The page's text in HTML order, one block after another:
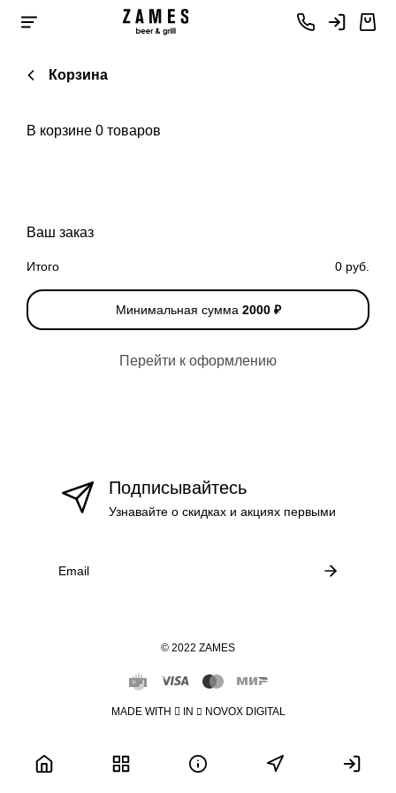
Корзина
В корзине 0 товаров
Ваш заказ
Итого 0 руб.
Минимальная сумма 2000 ₽
Перейти к оформлению
Подписывайтесь
Узнавайте о скидках и акциях первыми
© 2022 ZAMES
MADE WITH IN NOVOX DIGITAL